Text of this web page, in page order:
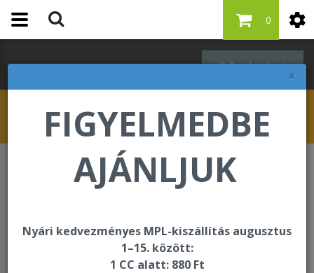
×
FIGYELMEDBE
AJÁNLJUK
Nyári kedvezményes MPL-kiszállítás augusztus
1–15. között:
1 CC alatt: 880 Ft
Bejelentkezés
0
Bőrápolás - Infinite by Forever
Forever